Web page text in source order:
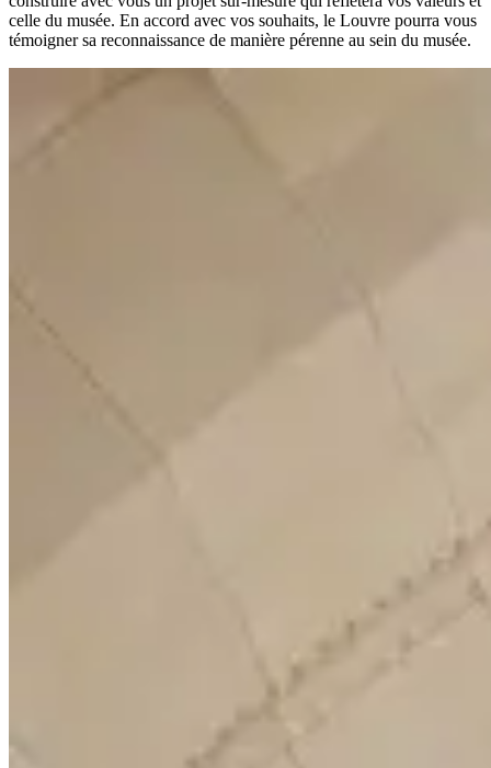
celle du musée. En accord avec vos souhaits, le Louvre pourra vous
témoigner sa reconnaissance de manière pérenne au sein du musée.